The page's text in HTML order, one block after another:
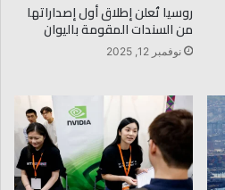
روسيا تُعلن إطلاق أول إصداراتها
من السندات المقومة باليوان
نوفمبر 12, 2025